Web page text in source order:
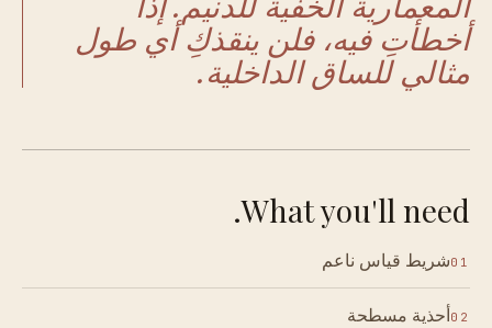
أخطأتِ فيه، فلن ينقذكِ أي طول
مثالي للساق الداخلية.
What you'll need.
01شريط قياس ناعم
02أحذية مسطحة